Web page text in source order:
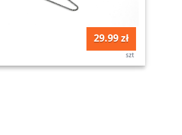
29.99 zł
szt